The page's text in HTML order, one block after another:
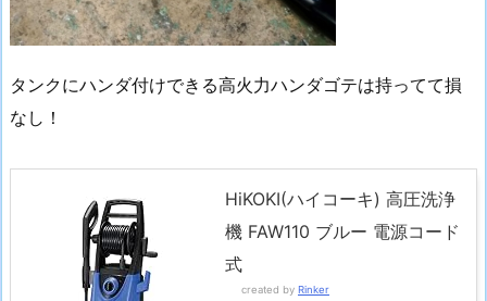
タンクにハンダ付けできる高火力ハンダゴテは持ってて損
なし！
HiKOKI(ハイコーキ) 高圧洗浄
機 FAW110 ブルー 電源コード
式
created by Rinker